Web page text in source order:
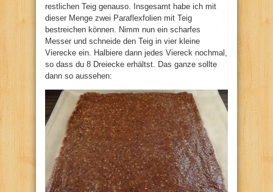
restlichen Teig genauso. Insgesamt habe ich mit
dieser Menge zwei Paraflexfolien mit Teig
bestreichen können. Nimm nun ein scharfes
Messer und schneide den Teig in vier kleine
Vierecke ein. Halbiere dann jedes Viereck nochmal,
so dass du 8 Dreiecke erhältst. Das ganze sollte
dann so aussehen: